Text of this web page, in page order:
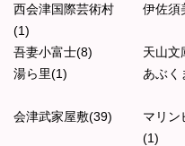
西会津国際芸術村
(1)
伊佐須
吾妻小富士(8) 天山文
湯ら里(1)
あぶく
会津武家屋敷(39)
マリン
(1)